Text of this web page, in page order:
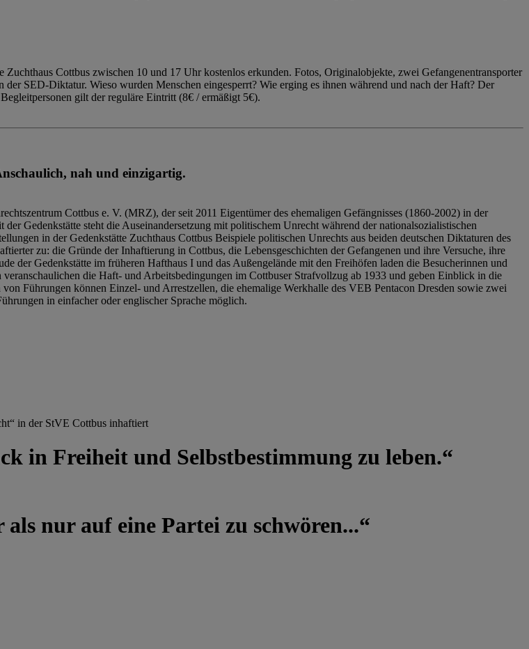
Cottbus zwischen 10 und 17 Uhr kostenlos erkunden. Fotos, Originalobjekte, zwei Gefangenentransporter
SED-Diktatur. Wieso wurden Menschen eingesperrt? Wie erging es ihnen während und nach der Haft? Der
gilt der reguläre Eintritt (8€ / ermäßigt 5€).
nah und einzigartig.
Cottbus e. V. (MRZ), der seit 2011 Eigentümer des ehemaligen Gefängnisses (1860-2002) in der
Gedenkstätte steht die Auseinandersetzung mit politischem Unrecht während der nationalsozialistischen
in der Gedenkstätte Zuchthaus Cottbus Beispiele politischen Unrechts aus beiden deutschen Diktaturen des
zu: die Gründe der Inhaftierung in Cottbus, die Lebensgeschichten der Gefangenen und ihre Versuche, ihre
der Gedenkstätte im früheren Hafthaus I und das Außengelände mit den Freihöfen laden die Besucherinnen und
die Haft- und Arbeitsbedingungen im Cottbuser Strafvollzug ab 1933 und geben Einblick in die
Führungen können Einzel- und Arrestzellen, die ehemalige Werkhalle des VEB Pentacon Dresden sowie zwei
in einfacher oder englischer Sprache möglich.
in der StVE Cottbus inhaftiert
in Freiheit und Selbstbestimmung zu leben.“
nur auf eine Partei zu schwören...“